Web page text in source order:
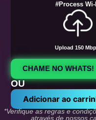
#Process Wi-
Upload 150
CHAME NO WHATS!
OU
Adicionar ao
*Verifique as regras e
através de nossos